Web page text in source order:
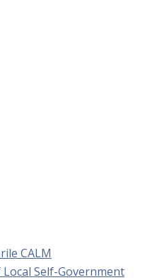
CALM
Self-Government